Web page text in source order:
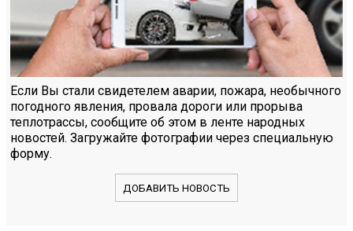
Если Вы стали свидетелем аварии, пожара, необычного
погодного явления, провала дороги или прорыва
теплотрассы, сообщите об этом в ленте народных
новостей. Загружайте фотографии через специальную
форму.
ДОБАВИТЬ НОВОСТЬ